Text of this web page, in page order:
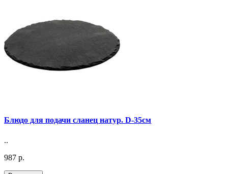
Блюдо для подачи сланец натур. D-35см
..
987 р.